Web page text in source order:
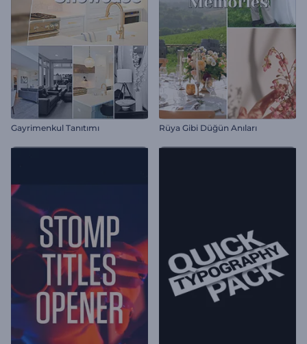
Gayrimenkul Tanıtımı Rüya Gibi Düğün Anıları